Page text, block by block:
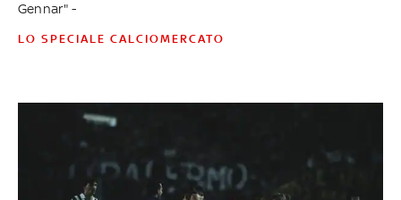
Gennar" -
LO SPECIALE CALCIOMERCATO